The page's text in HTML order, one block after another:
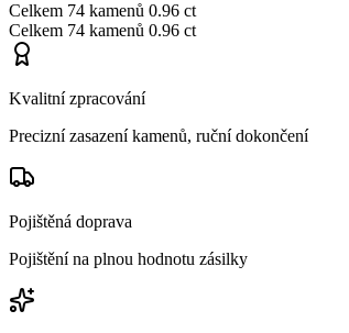
Celkem 74 kamenů 0.96 ct
Celkem 74 kamenů 0.96 ct
Kvalitní zpracování
Precizní zasazení kamenů, ruční dokončení
Pojištěná doprava
Pojištění na plnou hodnotu zásilky